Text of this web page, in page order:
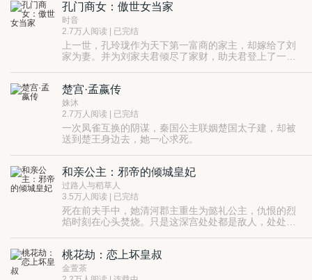
是血色的伤害？是氤氲着泪意的痛楚？还是愿得一心人
白首不相离的相伴百年？
当他说出“若是没有朕，你只怕是要受人欺辱，所以朕要
努力的活得比你更长久”之时，此心已是沦陷。
孔门商女：傲世女当家
时音
2.7万人阅读 | 已完结
上一世，孔玲珑作为天下第一富商的家主，却嫁给了刘
家为妻。并为刘家夫君倾尽了家财，助夫君登上了一品
扬，这一次，她不仅要守住孔家的财富，还要让孔家成
为制霸天下的存在。
《布衣公主》
http://product.dangdang.com/25220913.html
《布衣公主》（终结篇）
http://product.dangdang.com/
楚宫·孟嬴传
姝沐
2.7万人阅读 | 已完结
一次凤雀互换的阴谋，秦国公主联姻楚国太子建，却被
送到楚王身边去，她一心求死。
逢，他对她说：活下去。
城破之时，她只道：我从没想过终有一日，你会因我成
仇，一夜白了头。
泱泱楚宫，是她成就了伍子胥的千古传奇，也成就了她
一生孽乱、独步宫廷。
【书友①群】：133051420，【书友②群】：50341488
和亲公主：邪帝的倾城皇妃
过路人与稻草人
3.5万人阅读 | 已完结
死在前夫手中，她清河郡主重生为懿礼公主，仇恨的烈
焰时刻在心头焚烧。只是这深宫处处都是敌人，处处都
桃花劫：恋上坏皇叔
金萱茶